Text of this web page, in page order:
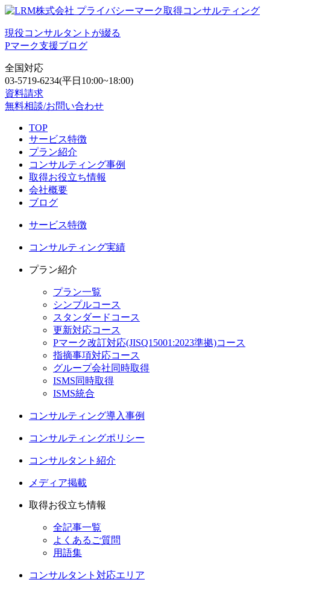
現役コンサルタントが綴る
Pマーク支援ブログ
全国対応
03-5719-6234(平日10:00~18:00)
資料請求
無料相談/お問い合わせ
TOP
サービス特徴
プラン紹介
コンサルティング事例
取得お役立ち情報
会社概要
ブログ
サービス特徴
コンサルティング実績
プラン紹介
プラン一覧
シンプルコース
スタンダードコース
更新対応コース
Pマーク改訂対応(JISQ15001:2023準拠)コース
指摘事項対応コース
グループ会社同時取得
ISMS同時取得
ISMS統合
コンサルティング導入事例
コンサルティングポリシー
コンサルタント紹介
メディア掲載
取得お役立ち情報
全記事一覧
よくあるご質問
用語集
コンサルタント対応エリア